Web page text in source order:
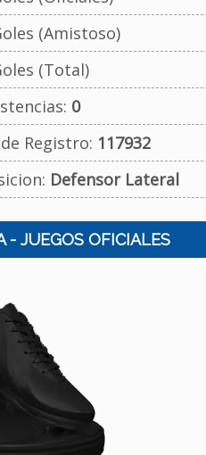
(Amistoso)
(Total)
0
de Registro: 117932
Defensor Lateral
- JUEGOS OFICIALES